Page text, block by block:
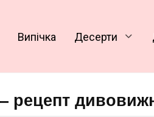
Випічка Десерти